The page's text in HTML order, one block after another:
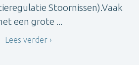
Stoornissen).Vaak
een grote ...
Lees verder